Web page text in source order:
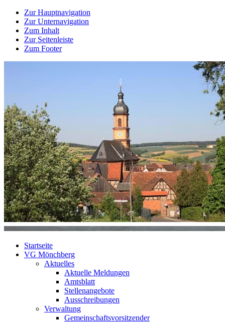
Zur Hauptnavigation
Zur Unternavigation
Zum Inhalt
Zur Seitenleiste
Zum Footer
Startseite
VG Mönchberg
Aktuelles
Aktuelle Meldungen
Amtsblatt
Stellenangebote
Ausschreibungen
Verwaltung
Gemeinschaftsvorsitzender